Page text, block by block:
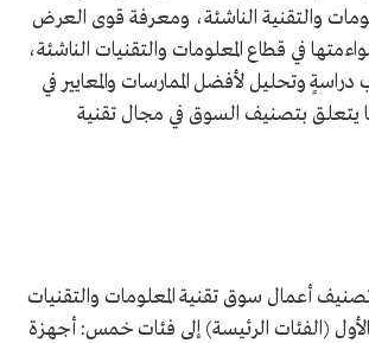
والتقنية الناشئة، ومعرفة قوى العرض
في قطاع المعلومات والتقنيات الناشئة،
وتحليل لأفضل الممارسات والمعايير في
يتعلق بتصنيف السوق في مجال تقنية
أعمال سوق تقنية المعلومات والتقنيات
(الفئات الرئيسة) إلى فئات خمس: أجهزة